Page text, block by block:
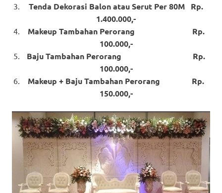
Tenda Dekorasi Balon atau Serut Per 80M Rp.
1.400.000,-
Makeup Tambahan Perorang Rp.
100.000,-
Baju Tambahan Perorang Rp.
100.000,-
Makeup + Baju Tambahan Perorang Rp.
150.000,-